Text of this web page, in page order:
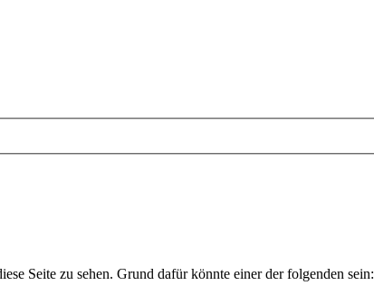
Seite zu sehen. Grund dafür könnte einer der folgenden sein: